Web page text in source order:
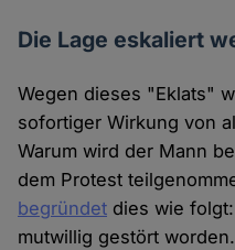
Die Lage eskaliert
Wegen dieses "Eklats"
sofortiger Wirkung von
Warum wird der Mann
dem Protest
begründet dies wie
mutwillig gestört